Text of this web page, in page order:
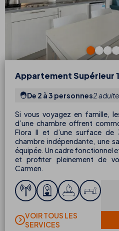
Appartement Supérieur
De 2 à 3 personnes2
Si vous voyagez en famille,
d’une chambre offrent
Flora II et d’une surface
chambre indépendante, une
équipée. Un cadre fonctionnel
et profiter pleinement de
Carmen.
VOIR TOUS LES
SERVICES